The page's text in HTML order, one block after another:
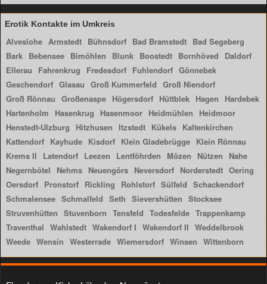
Erotik Kontakte im Umkreis
Alveslohe Armstedt Bühnsdorf Bad Bramstedt Bad Segeberg
Bark Bebensee Bimöhlen Blunk Boostedt Bornhöved
Daldorf
Ellerau
Fahrenkrug Fredesdorf Fuhlendorf Gönnebek
Geschendorf Glasau Groß Kummerfeld Groß Niendorf
Groß Rönnau Großenaspe Högersdorf Hüttblek Hagen
Hardebek
Hartenholm
Hasenkrug Hasenmoor Heidmühlen
Heidmoor
Henstedt-Ulzburg
Hitzhusen Itzstedt Kükels Kaltenkirchen
Kattendorf Kayhude Kisdorf Klein Gladebrügge Klein Rönnau
Krems II
Latendorf Leezen Lentföhrden Mözen Nützen
Nahe
Negernbötel
Nehms Neuengörs Neversdorf Norderstedt Oering
Oersdorf Pronstorf Rickling Rohlstorf Sülfeld Schackendorf
Schmalensee Schmalfeld Seth Sievershütten Stocksee
Struvenhütten Stuvenborn Tensfeld Todesfelde Trappenkamp
Traventhal Wahlstedt Wakendorf I Wakendorf II Weddelbrook
Weede Wensin Westerrade Wiemersdorf Winsen Wittenborn